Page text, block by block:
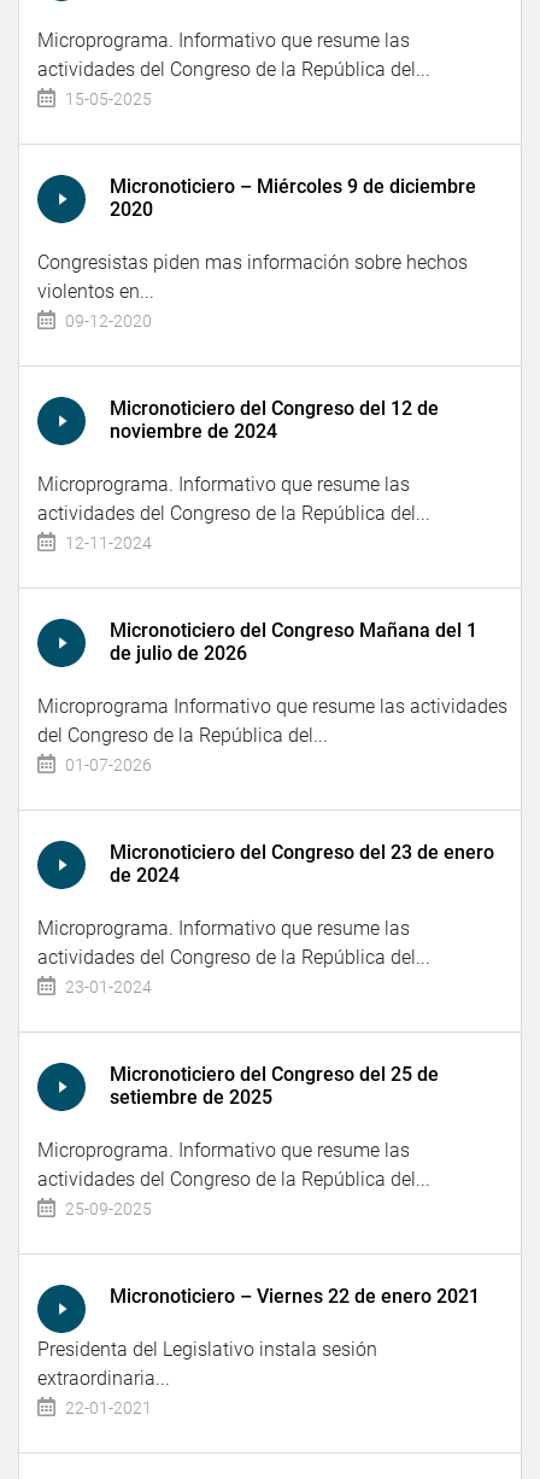
Microprograma. Informativo que resume las
actividades del Congreso de la República del...
15-05-2025
Micronoticiero – Miércoles 9 de diciembre
2020
Congresistas piden mas información sobre hechos
violentos en...
09-12-2020
Micronoticiero del Congreso del 12 de
noviembre de 2024
Microprograma. Informativo que resume las
actividades del Congreso de la República del...
12-11-2024
Micronoticiero del Congreso Mañana del 1
de julio de 2026
Microprograma Informativo que resume las actividades
del Congreso de la República del...
01-07-2026
Micronoticiero del Congreso del 23 de enero
de 2024
Microprograma. Informativo que resume las
actividades del Congreso de la República del...
23-01-2024
Micronoticiero del Congreso del 25 de
setiembre de 2025
Microprograma. Informativo que resume las
actividades del Congreso de la República del...
25-09-2025
Micronoticiero – Viernes 22 de enero 2021
Presidenta del Legislativo instala sesión
extraordinaria...
22-01-2021